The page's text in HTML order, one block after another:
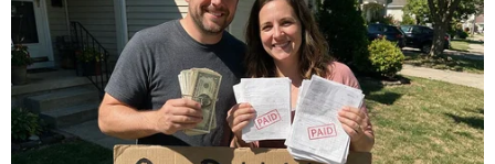
Theo dõi VietnamPlus